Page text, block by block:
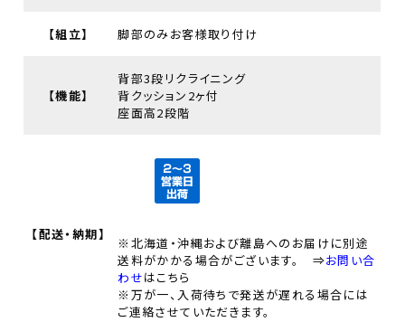
【組立】 脚部のみお客様取り付け
【機能】
背部3段リクライニング
背クッション2ヶ付
座面高2段階
【配送・納期】
※北海道・沖縄および離島へのお届けに別途
送料がかかる場合がございます。 ⇒お問い合
わせはこちら
※万が一、入荷待ちで発送が遅れる場合には
ご連絡させていただきます。